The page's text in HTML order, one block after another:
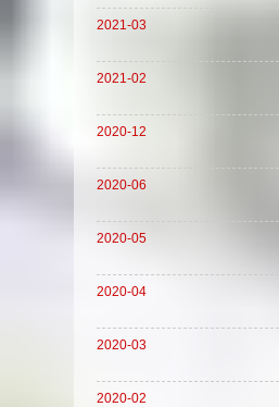
2021-03
2021-02
2020-12
2020-06
2020-05
2020-04
2020-03
2020-02